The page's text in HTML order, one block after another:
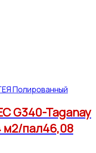
Полированный
G340-Taganay
м2/пал46,08